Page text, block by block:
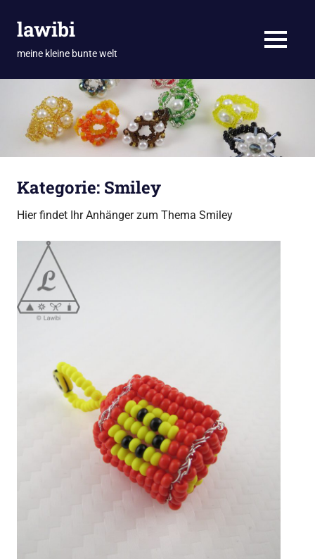
Inhaltlawibi
meine kleine bunte welt MENÜ
Kategorie: Smiley
Hier findet Ihr Anhänger zum Thema Smiley